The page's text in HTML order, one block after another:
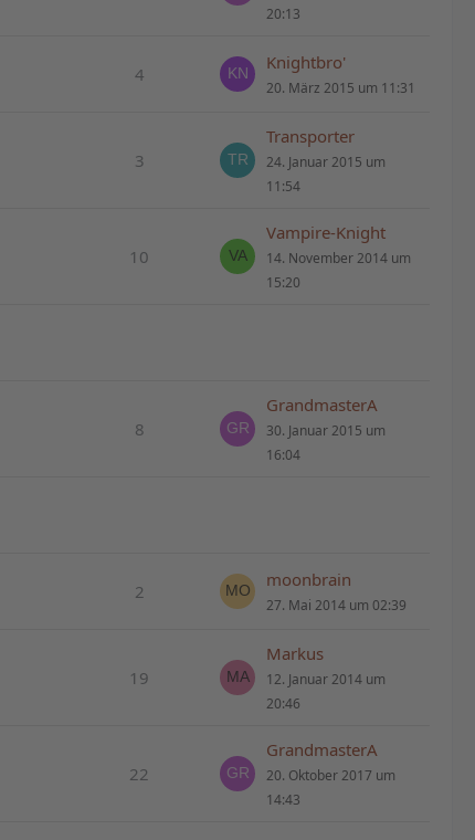
20:13
4
Knightbro'
20. März 2015 um 11:31
3
Transporter
24. Januar 2015 um
11:54
10
Vampire-Knight
14. November 2014 um
15:20
8
GrandmasterA
30. Januar 2015 um
16:04
2
moonbrain
27. Mai 2014 um 02:39
19
Markus
12. Januar 2014 um
20:46
22
GrandmasterA
20. Oktober 2017 um
14:43